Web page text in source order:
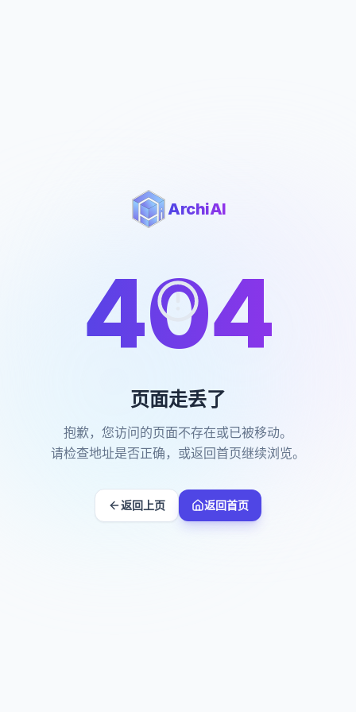
ArchiAI
404
页面走丢了
抱歉，您访问的页面不存在或已被移动。
请检查地址是否正确，或返回首页继续浏览。
返回上页 返回首页